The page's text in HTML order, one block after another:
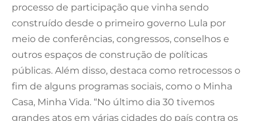
processo de participação que vinha sendo
construído desde o primeiro governo Lula por
meio de conferências, congressos, conselhos e
outros espaços de construção de políticas
públicas. Além disso, destaca como retrocessos o
fim de alguns programas sociais, como o Minha
Casa, Minha Vida. “No último dia 30 tivemos
grandes atos em várias cidades do país contra os